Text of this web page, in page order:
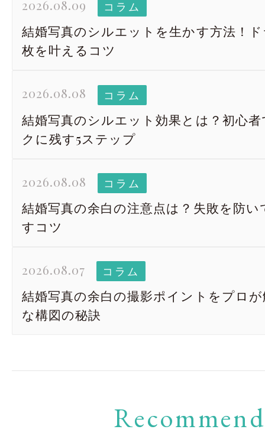
2026.08.09 コラム
結婚写真のシルエットを生かす方法！
枚を叶えるコツ
2026.08.08 コラム
結婚写真のシルエット効果とは？初心
クに残す5ステップ
2026.08.08 コラム
結婚写真の余白の注意点は？失敗を防
すコツ
2026.08.07 コラム
結婚写真の余白の撮影ポイントをプロ
な構図の秘訣
Recommend